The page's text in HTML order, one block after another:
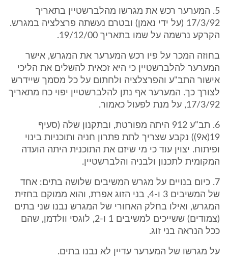
5. המערער רכש את מגרשו מהלברשטיין בתאריך
17/3/92 (על ידי נאמן) ובטרם נעשתה פרצלציה במגרש.
הקרקע נרשמה על שמו בתאריך 19/12/00.
בחוזה המכר על פיו רכש המערער את המגרש, אישר
המערער להלברשטיין כי היא זכאית להשלים את הליכי
אישור התב"ע והפרצלציה ולחתום על כל מסמך שיידרש
לצורך כך. המערער אף נתן להלברשטיין יפוי כח מתאריך
17/3/92, על מנת לפעול כאמור.
6. תב"ע 912 היתה מפורטת, ובתקנון שלה (סעיף
19(א9)) נקבע שצריך לתת פתרון חניה ותוכניות בינוי
ופיתוח. יצוין עוד כי מי שיזם את התוכנית היתה הועדה
המקומית לתכנון ולבניה והלברשטיין.
7. כיום בנויים על מגרש המשיבים שלושה בתים: אחד
של המשיבים 3 ו-4, בני הזוג אפרת, והוא ממוקם בחזית
המגרש, ואילו בחלק האחורי של המגרש נבנו שני בתים
(צמודים) ששייכים למשיבים 1 ו-2, לוגסי וולדמן, שהם
ככל הנראה בני זוג.
על מגרשו של המערער עדיין לא נבנו בתים.